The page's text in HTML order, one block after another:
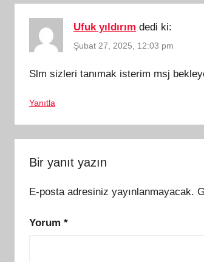
Ufuk yıldırım dedi ki:
Şubat 27, 2025, 12:03 pm
Slm sizleri tanımak isterim msj
Yanıtla
Bir yanıt yazın
E-posta adresiniz yayınlanmayacak.
Yorum *